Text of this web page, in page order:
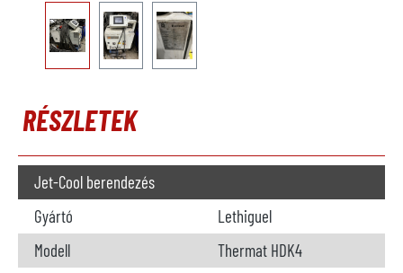
RÉSZLETEK
Jet-Cool berendezés
Gyártó
Lethiguel
Modell
Thermat HDK4